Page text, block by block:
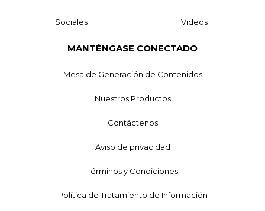
Sociales Videos
MANTÉNGASE CONECTADO
Mesa de Generación de Contenidos
Nuestros Productos
Contáctenos
Aviso de privacidad
Términos y Condiciones
Política de Tratamiento de Información